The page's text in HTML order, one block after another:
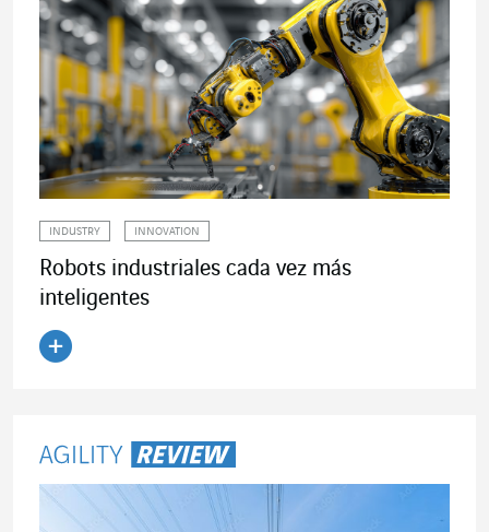
INDUSTRY INNOVATION
Robots industriales cada vez más
inteligentes